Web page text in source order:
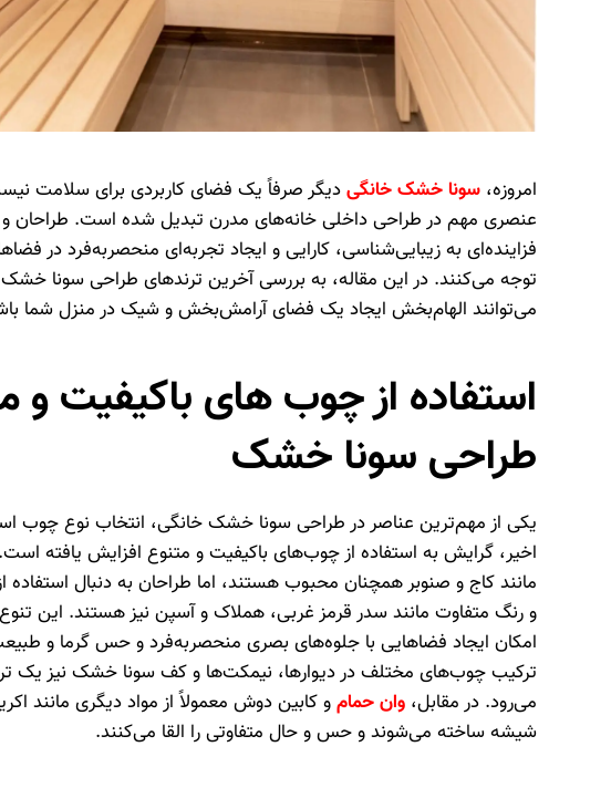
امروزه،سونا خشک خانگیدیگر صرفاً یک فضای کاربردی برای سلامت
عنصری مهم در طراحی داخلی خانه‌های مدرن تبدیل شده است. طراحان و
فزاینده‌ای به زیبایی‌شناسی، کارایی و ایجاد تجربه‌ای منحصربه‌فرد در
توجه می‌کنند. در این مقاله، به بررسی آخرین ترندهای طراحی سونا
می‌توانند الهام‌بخش ایجاد یک فضای آرامش‌بخش و شیک در منزل شما
استفاده از چوب های باکیفیت و
طراحی سونا خشک
یکی از مهم‌ترین عناصر در طراحی سونا خشک خانگی، انتخاب نوع چوب
اخیر، گرایش به استفاده از چوب‌های باکیفیت و متنوع افزایش یافته
مانند کاج و صنوبر همچنان محبوب هستند، اما طراحان به دنبال استفاده
و رنگ متفاوت مانند سدر قرمز غربی، هملاک و آسپن نیز هستند. این
امکان ایجاد فضاهایی با جلوه‌های بصری منحصربه‌فرد و حس گرما و
ترکیب چوب‌های مختلف در دیوارها، نیمکت‌ها و کف سونا خشک نیز یک
می‌رود. در مقابل،وان حمامو کابین دوش معمولاً از مواد دیگری مانند
شیشه ساخته می‌شوند و حس و حال متفاوتی را القا می‌کنند.